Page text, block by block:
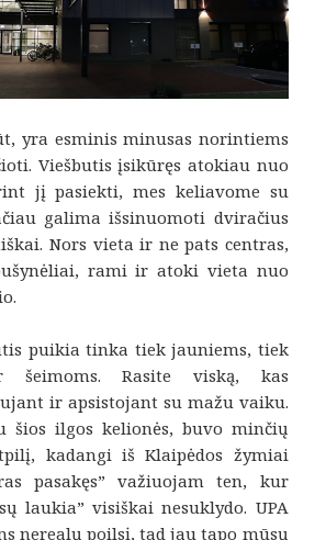
yra esminis minusas norintiems
Viešbutis įsikūręs atokiau nuo
jį pasiekti, mes keliavome su
galima išsinuomoti dviračius
Nors vieta ir ne pats centras,
rami ir atoki vieta nuo
puikia tinka tiek jauniems, tiek
šeimoms. Rasite viską, kas
ir apsistojant su mažu vaiku.
šios ilgos kelionės, buvo minčių
kadangi iš Klaipėdos žymiai
pasakęs” važiuojam ten, kur
laukia” visiškai nesuklydo. UPA
nerealų poilsį, tad jau tapo mūsų